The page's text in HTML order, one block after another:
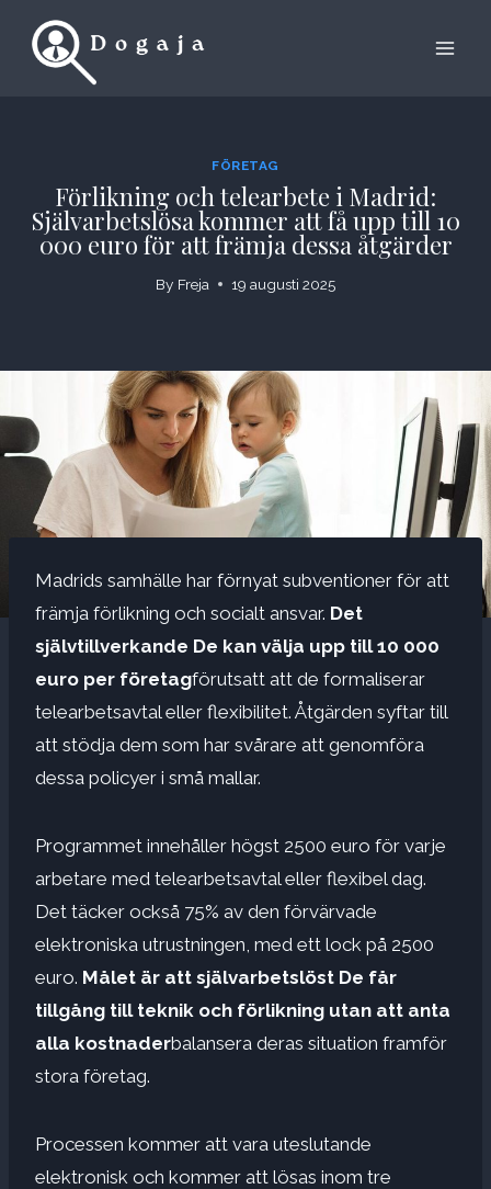
FÖRETAG
Förlikning och telearbete i Madrid:
Självarbetslösa kommer att få upp till 10
000 euro för att främja dessa åtgärder
By Freja 19 augusti 2025
Madrids samhälle har förnyat subventioner för att
främja förlikning och socialt ansvar. Det
självtillverkande De kan välja upp till 10 000
euro per företagförutsatt att de formaliserar
telearbetsavtal eller flexibilitet. Åtgärden syftar till
att stödja dem som har svårare att genomföra
dessa policyer i små mallar.
Programmet innehåller högst 2500 euro för varje
arbetare med telearbetsavtal eller flexibel dag.
Det täcker också 75% av den förvärvade
elektroniska utrustningen, med ett lock på 2500
euro. Målet är att självarbetslöst De får
tillgång till teknik och förlikning utan att anta
alla kostnaderbalansera deras situation framför
stora företag.
Processen kommer att vara uteslutande
elektronisk och kommer att lösas inom tre